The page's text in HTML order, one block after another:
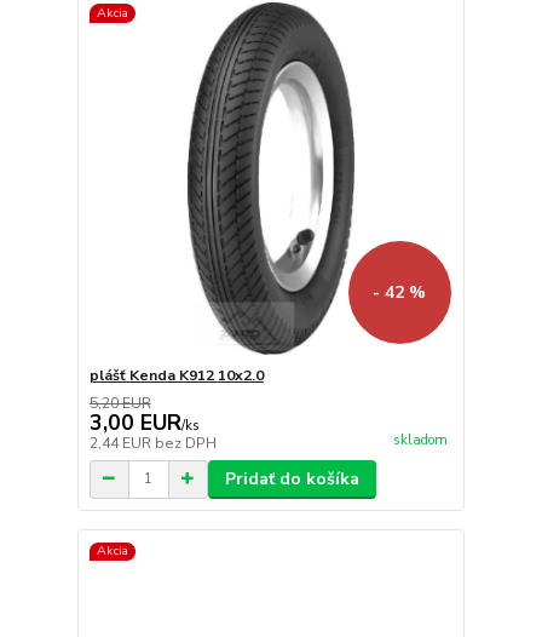
Akcia
- 42 %
plášť Kenda K912 10x2.0
5,20 EUR
3,00 EUR/ks
2,44 EUR bez DPH skladom
Pridať do košíka
Akcia